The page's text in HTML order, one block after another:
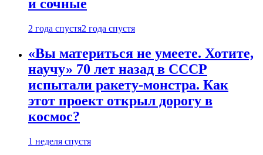
и сочные
2 года спустя2 года спустя
«Вы материться не умеете. Хотите,
научу» 70 лет назад в СССР
испытали ракету-монстра. Как
этот проект открыл дорогу в
космос?
1 неделя спустя